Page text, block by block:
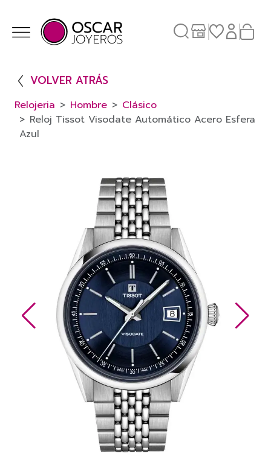
VOLVER ATRÁS
Relojeria Hombre
Clásico
Reloj Tissot Visodate Automático Acero Esfera
Azul